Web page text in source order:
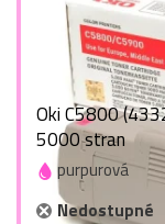
Oki C5800
5000 stran
purpurová
Nedostupné